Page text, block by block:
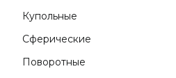
Купольные
Сферические
Поворотные